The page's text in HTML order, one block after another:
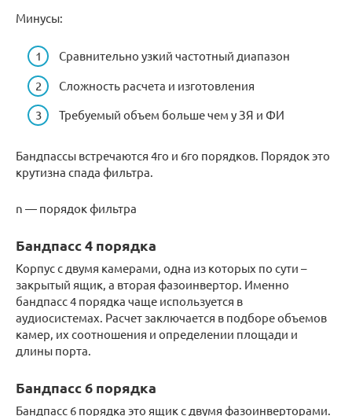
Минусы:
Сравнительно узкий частотный диапазон
Сложность расчета и изготовления
Требуемый объем больше чем у ЗЯ и ФИ
Бандпассы встречаются 4го и 6го порядков. Порядок это
крутизна спада фильтра.
n — порядок фильтра
Бандпасс 4 порядка
Корпус с двумя камерами, одна из которых по сути –
закрытый ящик, а вторая фазоинвертор. Именно
бандпасс 4 порядка чаще используется в
аудиосистемах. Расчет заключается в подборе объемов
камер, их соотношения и определении площади и
длины порта.
Бандпасс 6 порядка
Бандпасс 6 порядка это ящик с двумя фазоинверторами.